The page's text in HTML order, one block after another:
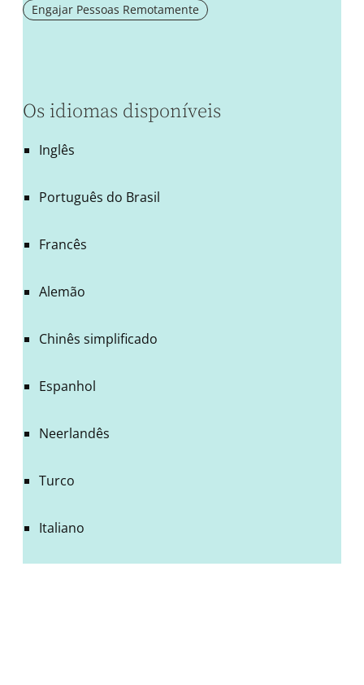
Engajar Pessoas Remotamente
Os idiomas disponíveis
Inglês
Português do Brasil
Francês
Alemão
Chinês simplificado
Espanhol
Neerlandês
Turco
Italiano